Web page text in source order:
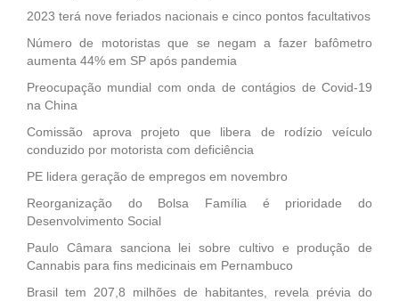
2023 terá nove feriados nacionais e cinco pontos facultativos
Número de motoristas que se negam a fazer bafômetro
aumenta 44% em SP após pandemia
Preocupação mundial com onda de contágios de Covid-19
na China
Comissão aprova projeto que libera de rodízio veículo
conduzido por motorista com deficiência
PE lidera geração de empregos em novembro
Reorganização do Bolsa Família é prioridade do
Desenvolvimento Social
Paulo Câmara sanciona lei sobre cultivo e produção de
Cannabis para fins medicinais em Pernambuco
Brasil tem 207,8 milhões de habitantes, revela prévia do